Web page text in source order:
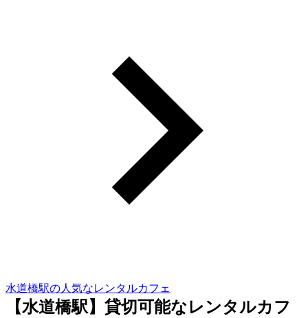
水道橋駅の人気なレンタルカフェ
【水道橋駅】貸切可能なレンタルカフ